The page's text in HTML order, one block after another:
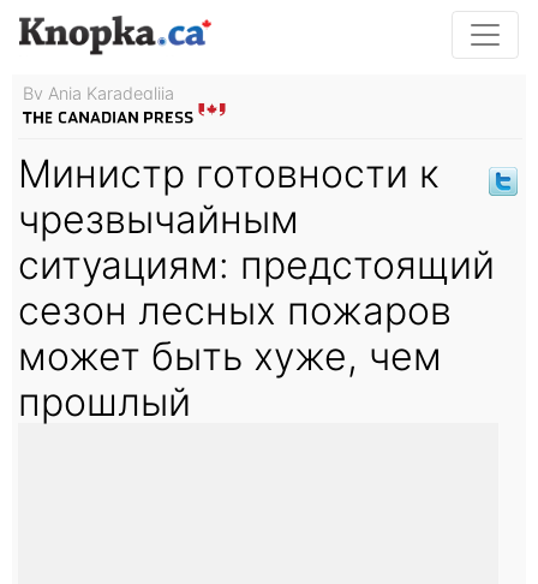
By Anja Karadeglija
Министр готовности к
чрезвычайным
ситуациям: предстоящий
сезон лесных пожаров
может быть хуже, чем
прошлый